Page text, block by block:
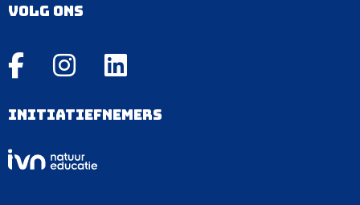
Volg ons
Initiatiefnemers